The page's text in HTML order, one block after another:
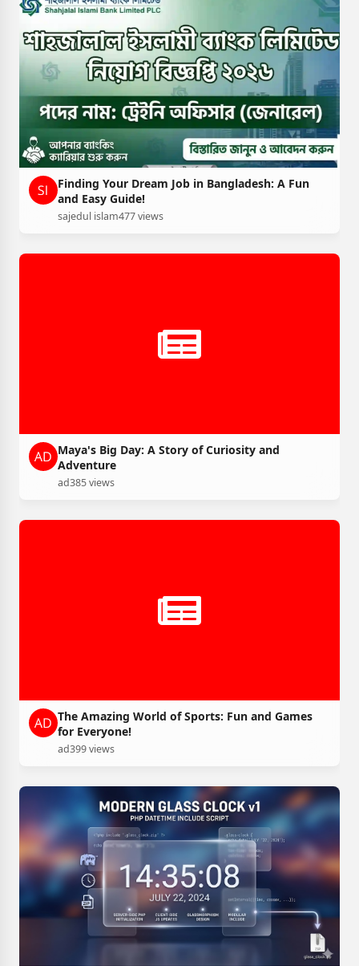
Finding Your Dream Job in Bangladesh: A Fun
and Easy Guide!
sajedul islam477 views
Maya's Big Day: A Story of Curiosity and
Adventure
ad385 views
The Amazing World of Sports: Fun and Games
for Everyone!
ad399 views